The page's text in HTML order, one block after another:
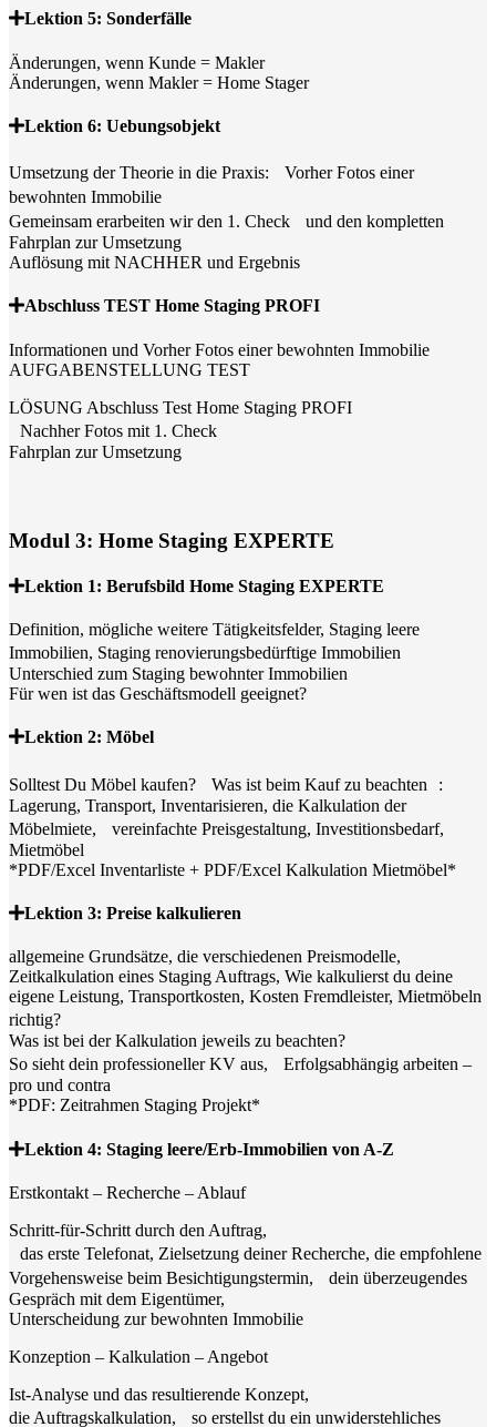
Lektion 5: Sonderfälle
Änderungen, wenn Kunde = Makler
Änderungen, wenn Makler = Home Stager
Lektion 6: Uebungsobjekt
Umsetzung der Theorie in die Praxis: Vorher Fotos einer
bewohnten Immobilie
Gemeinsam erarbeiten wir den 1. Check und den kompletten
Fahrplan zur Umsetzung
Auflösung mit NACHHER und Ergebnis
Abschluss TEST Home Staging PROFI
Informationen und Vorher Fotos einer bewohnten Immobilie
AUFGABENSTELLUNG TEST
LÖSUNG Abschluss Test Home Staging PROFI
Nachher Fotos mit 1. Check
Fahrplan zur Umsetzung
Modul 3: Home Staging EXPERTE
Lektion 1: Berufsbild Home Staging EXPERTE
Definition, mögliche weitere Tätigkeitsfelder, Staging leere
Immobilien, Staging renovierungsbedürftige Immobilien
Unterschied zum Staging bewohnter Immobilien
Für wen ist das Geschäftsmodell geeignet?
Lektion 2: Möbel
Solltest Du Möbel kaufen? Was ist beim Kauf zu beachten :
Lagerung, Transport, Inventarisieren, die Kalkulation der
Möbelmiete, vereinfachte Preisgestaltung, Investitionsbedarf,
Mietmöbel
*PDF/Excel Inventarliste + PDF/Excel Kalkulation Mietmöbel*
Lektion 3: Preise kalkulieren
allgemeine Grundsätze, die verschiedenen Preismodelle,
Zeitkalkulation eines Staging Auftrags, Wie kalkulierst du deine
eigene Leistung, Transportkosten, Kosten Fremdleister, Mietmöbeln
richtig?
Was ist bei der Kalkulation jeweils zu beachten?
So sieht dein professioneller KV aus, Erfolgsabhängig arbeiten –
pro und contra
*PDF: Zeitrahmen Staging Projekt*
Lektion 4: Staging leere/Erb-Immobilien von A-Z
Erstkontakt – Recherche – Ablauf
Schritt-für-Schritt durch den Auftrag,
das erste Telefonat, Zielsetzung deiner Recherche, die empfohlene
Vorgehensweise beim Besichtigungstermin, dein überzeugendes
Gespräch mit dem Eigentümer,
Unterscheidung zur bewohnten Immobilie
Konzeption – Kalkulation – Angebot
Ist-Analyse und das resultierende Konzept,
die Auftragskalkulation, so erstellst du ein unwiderstehliches